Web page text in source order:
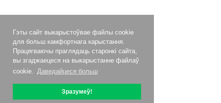
Гэты сайт выкарыстоўвае файлы cookie
для больш камфортнага карыстання.
Працягваючы праглядаць старонкі сайта,
вы згаджаецеся на выкарыстанне файлаў
cookie. Даведайцеся больш
Зразумеў!